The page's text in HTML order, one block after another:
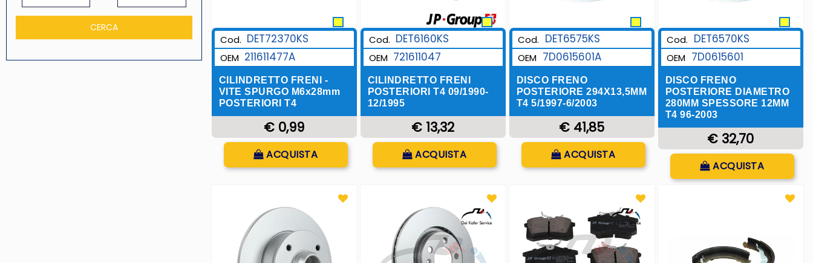
Cod. DET72370KS
OEM 211611477A
CILINDRETTO FRENI -
VITE SPURGO M6x28mm
POSTERIORI T4
€ 0,99
ACQUISTA
Cod. DET6160KS
OEM 721611047
CILINDRETTO FRENI
POSTERIORI T4 09/1990-
12/1995
€ 13,32
ACQUISTA
Cod. DET6575KS
OEM 7D0615601A
DISCO FRENO
POSTERIORE 294X13,5MM
T4 5/1997-6/2003
€ 41,85
ACQUISTA
Cod. DET6570KS
OEM 7D0615601
DISCO FRENO
POSTERIORE DIAMETRO
280MM SPESSORE 12MM
T4 96-2003
€ 32,70
ACQUISTA